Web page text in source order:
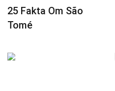
25 Fakta Om São
Tomé